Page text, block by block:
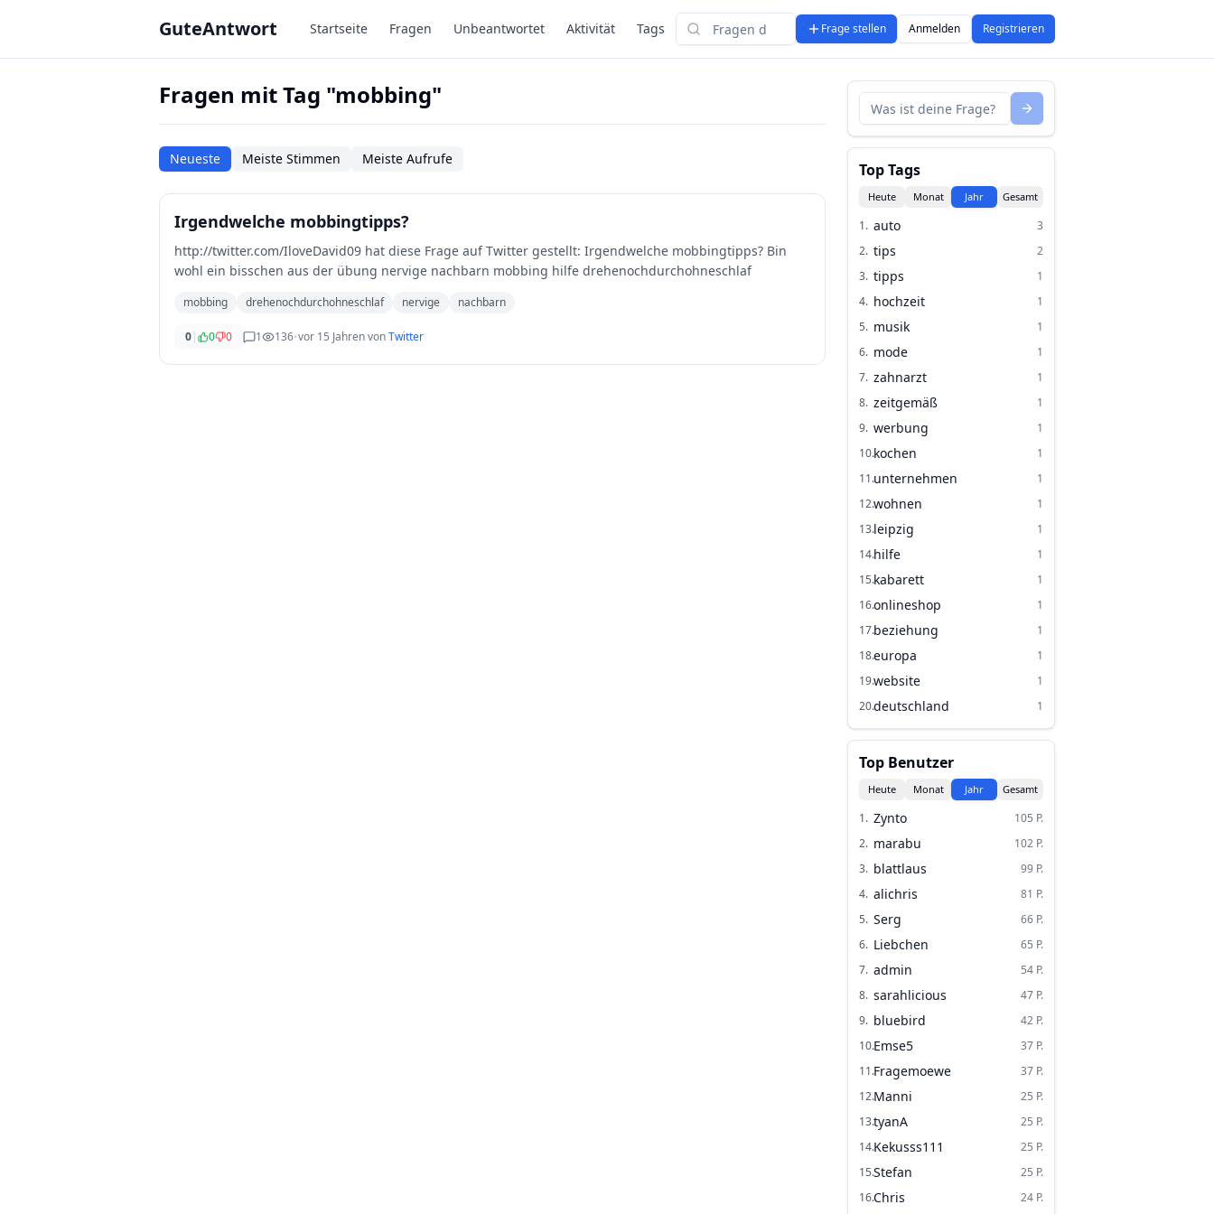
GuteAntwort Startseite Fragen Unbeantwortet Aktivität Tags
Suchen
Frage stellen Anmelden Registrieren
Fragen mit Tag "mobbing"
Neueste Meiste Stimmen Meiste Aufrufe
Irgendwelche mobbingtipps?
http://twitter.com/IloveDavid09 hat diese Frage auf Twitter gestellt: Irgendwelche mobbingtipps? Bin
wohl ein bisschen aus der übung nervige nachbarn mobbing hilfe drehenochdurchohneschlaf
mobbing drehenochdurchohneschlaf nervige nachbarn
0| 0 0 1 136•vor 15 JahrenvonTwitter
Top Tags
Heute Monat Jahr Gesamt
1. auto
3
2. tips
2
3. tipps
1
4. hochzeit
1
5. musik
1
6. mode
1
7. zahnarzt
1
8. zeitgemäß
1
9. werbung
1
10.kochen
1
11.unternehmen
1
12.wohnen
1
13.leipzig
1
14.hilfe
1
15.kabarett
1
16.onlineshop
1
17.beziehung
1
18.europa
1
19.website
1
20.deutschland 1
Top Benutzer
Heute Monat Jahr Gesamt
1. Zynto 105 P.
2. marabu 102 P.
3. blattlaus 99 P.
4. alichris 81 P.
5. Serg 66 P.
6. Liebchen 65 P.
7. admin 54 P.
8. sarahlicious 47 P.
9. bluebird 42 P.
10.Emse5 37 P.
11.Fragemoewe 37 P.
12.Manni 25 P.
13.tyanA 25 P.
14.Kekusss111 25 P.
15.Stefan 25 P.
16.Chris 24 P.